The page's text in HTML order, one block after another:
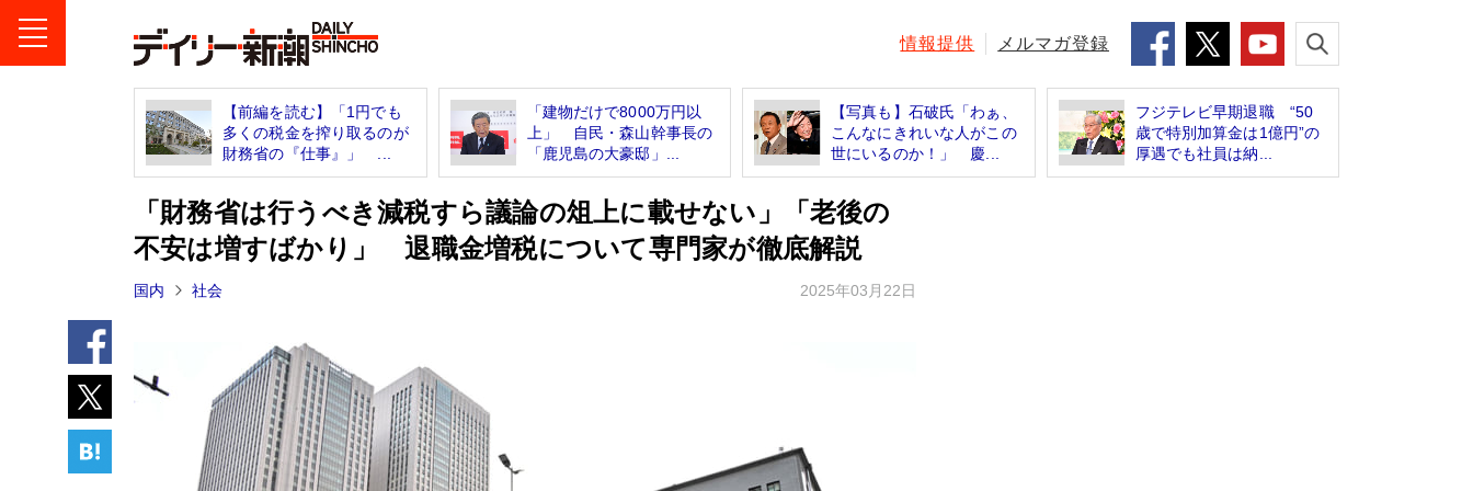
情報提供 メルマガ登録
【前編を読む】「1円でも
多くの税金を搾り取るのが
財務省の『仕事』」 ...
「建物だけで8000万円以
上」 自民・森山幹事長の
「鹿児島の大豪邸」...
【写真も】石破氏「わぁ、
こんなにきれいな人がこの
世にいるのか！」 慶...
フジテレビ早期退職 “50
歳で特別加算金は1億円”の
厚遇でも社員は納...
「財務省は行うべき減税すら議論の俎上に載せない」「老後の
不安は増すばかり」 退職金増税について専門家が徹底解説
国内 社会 2025年03月22日